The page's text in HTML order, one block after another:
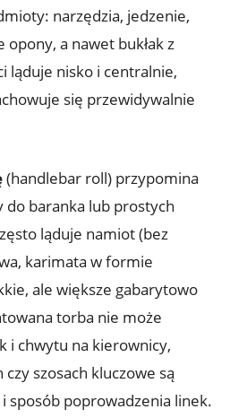
narzędzia, jedzenie,
a nawet bukłak z
ląduje nisko i centralnie,
się przewidywalnie
(handlebar roll) przypomina
baranka lub prostych
ląduje namiot (bez
karimata w formie
ale większe gabarytowo
torba nie może
i chwytu na kierownicy,
szosach kluczowe są
sposób poprowadzenia linek.